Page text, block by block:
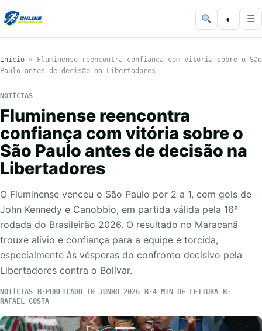
◐ ☰
Início »
Fluminense reencontra confiança com vitória sobre o São
Paulo antes de decisão na Libertadores
NOTÍCIAS
Fluminense reencontra
confiança com vitória sobre o
São Paulo antes de decisão na
Libertadores
O Fluminense venceu o São Paulo por 2 a 1, com gols de
John Kennedy e Canobbio, em partida válida pela 16ª
rodada do Brasileirão 2026. O resultado no Maracanã
trouxe alívio e confiança para a equipe e torcida,
especialmente às vésperas do confronto decisivo pela
Libertadores contra o Bolívar.
NOTÍCIAS PUBLICADO 10 JUNHO 2026
4 MIN DE LEITURA
RAFAEL COSTA